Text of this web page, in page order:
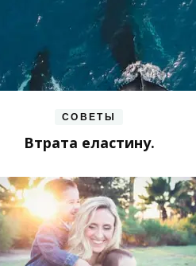
СОВЕТЫ
Втрата еластину.